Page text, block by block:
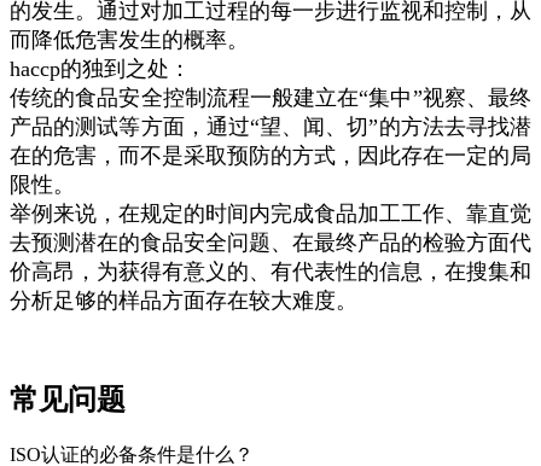
的发生。通过对加工过程的每一步进行监视和控制，从
而降低危害发生的概率。
haccp的独到之处：
传统的食品安全控制流程一般建立在“集中”视察、最终
产品的测试等方面，通过“望、闻、切”的方法去寻找潜
在的危害，而不是采取预防的方式，因此存在一定的局
限性。
举例来说，在规定的时间内完成食品加工工作、靠直觉
去预测潜在的食品安全问题、在最终产品的检验方面代
价高昂，为获得有意义的、有代表性的信息，在搜集和
分析足够的样品方面存在较大难度。
常见问题
ISO认证的必备条件是什么？